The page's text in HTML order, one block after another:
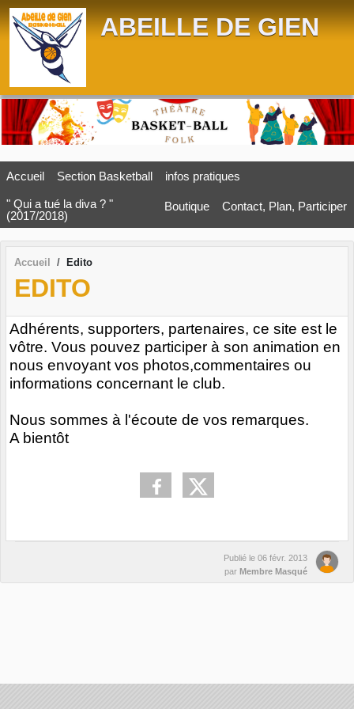
ABEILLE DE GIEN
Accueil Section Basketball infos pratiques
" Qui a tué la diva ? "
(2017/2018)
Boutique Contact, Plan, Participer
Accueil Edito
EDITO
Adhérents, supporters, partenaires, ce site est le
vôtre. Vous pouvez participer à son animation en
nous envoyant vos photos,commentaires ou
informations concernant le club.
Nous sommes à l'écoute de vos remarques.
A bientôt
Publié le 06 févr. 2013
par Membre Masqué
Panneau de gestion des cookies